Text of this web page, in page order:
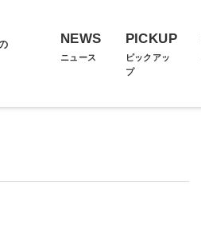
NEWS
ニュース
PICKUP
ピックアッ
プ